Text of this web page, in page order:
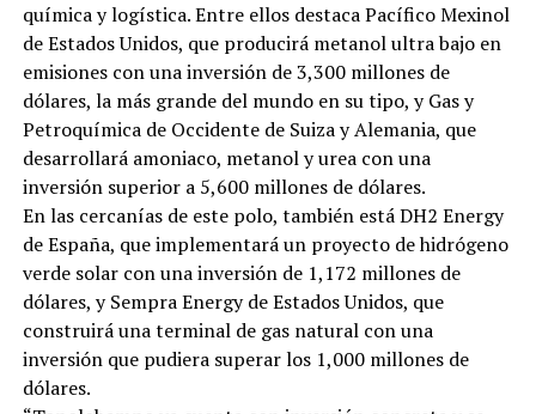
química y logística. Entre ellos destaca Pacífico Mexinol
de Estados Unidos, que producirá metanol ultra bajo en
emisiones con una inversión de 3,300 millones de
dólares, la más grande del mundo en su tipo, y Gas y
Petroquímica de Occidente de Suiza y Alemania, que
desarrollará amoniaco, metanol y urea con una
inversión superior a 5,600 millones de dólares.
En las cercanías de este polo, también está DH2 Energy
de España, que implementará un proyecto de hidrógeno
verde solar con una inversión de 1,172 millones de
dólares, y Sempra Energy de Estados Unidos, que
construirá una terminal de gas natural con una
inversión que pudiera superar los 1,000 millones de
dólares.